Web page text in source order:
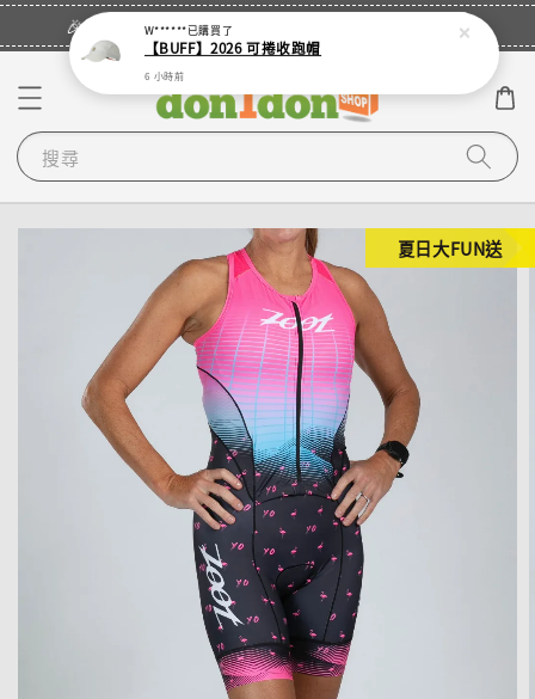
🎉登入會員・領取您的專屬折扣券！
搜尋
夏日大FUN送
W******已購買了
【BUFF】2026 可捲收跑帽
6 小時前